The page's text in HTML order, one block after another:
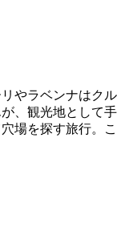
やラベンナはクル
、観光地として手
場を探す旅行。こ